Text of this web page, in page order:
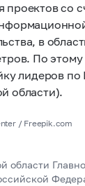
со
в
По
лидеров
области).
/ Freepik.com
области